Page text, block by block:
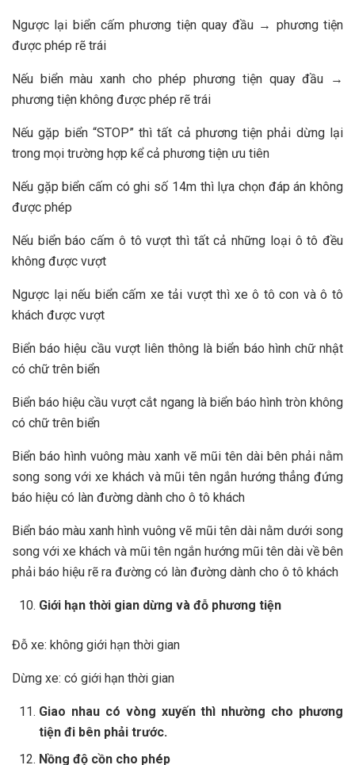
Ngược lại biển cấm phương tiện quay đầu → phương tiện
được phép rẽ trái
Nếu biển màu xanh cho phép phương tiện quay đầu →
phương tiện không được phép rẽ trái
Nếu gặp biển “STOP” thì tất cả phương tiện phải dừng lại
trong mọi trường hợp kể cả phương tiện ưu tiên
Nếu gặp biển cấm có ghi số 14m thì lựa chọn đáp án không
được phép
Nếu biển báo cấm ô tô vượt thì tất cả những loại ô tô đều
không được vượt
Ngược lại nếu biển cấm xe tải vượt thì xe ô tô con và ô tô
khách được vượt
Biển báo hiệu cầu vượt liên thông là biển báo hình chữ nhật
có chữ trên biển
Biển báo hiệu cầu vượt cắt ngang là biển báo hình tròn không
có chữ trên biển
Biển báo hình vuông màu xanh vẽ mũi tên dài bên phải nằm
song song với xe khách và mũi tên ngắn hướng thẳng đứng
báo hiệu có làn đường dành cho ô tô khách
Biển báo màu xanh hình vuông vẽ mũi tên dài nằm dưới song
song với xe khách và mũi tên ngắn hướng mũi tên dài về bên
phải báo hiệu rẽ ra đường có làn đường dành cho ô tô khách
Giới hạn thời gian dừng và đỗ phương tiện
Đỗ xe: không giới hạn thời gian
Dừng xe: có giới hạn thời gian
Giao nhau có vòng xuyến thì nhường cho phương
tiện đi bên phải trước.
Nồng độ cồn cho phép